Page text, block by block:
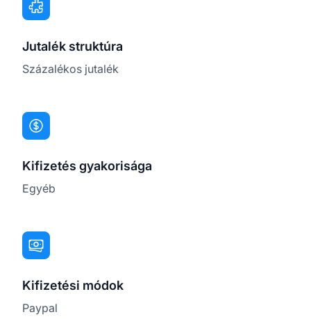
Jutalék struktúra
Százalékos jutalék
Kifizetés gyakorisága
Egyéb
Kifizetési módok
Paypal